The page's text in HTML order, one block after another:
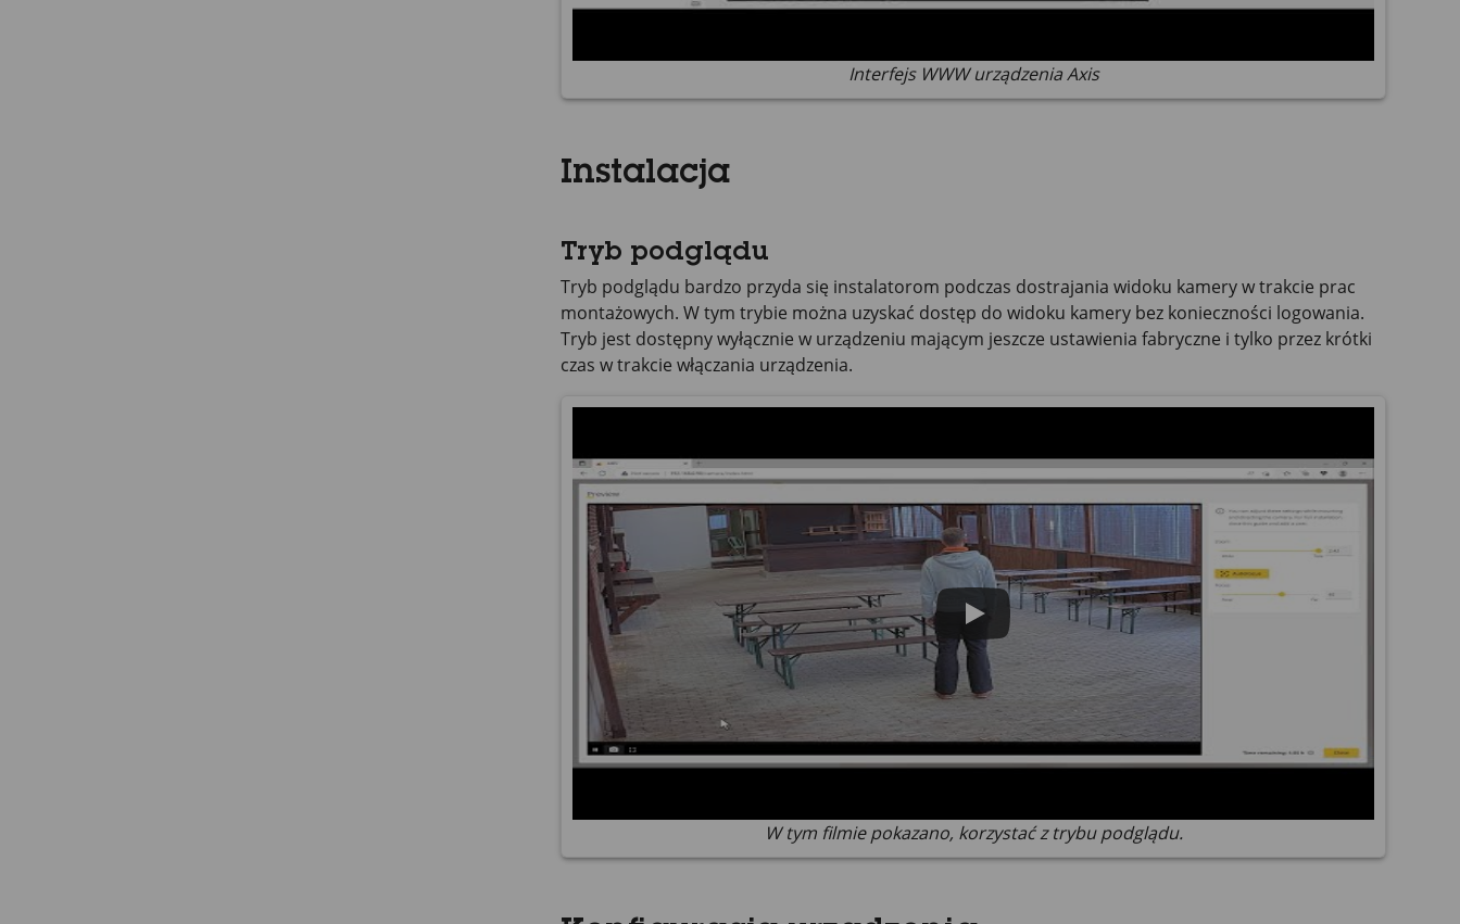
Interfejs WWW urządzenia Axis
Instalacja
Tryb podglądu
Tryb podglądu bardzo przyda się instalatorom podczas dostrajania widoku kamery w trakcie prac
montażowych. W tym trybie można uzyskać dostęp do widoku kamery bez konieczności logowania.
Tryb jest dostępny wyłącznie w urządzeniu mającym jeszcze ustawienia fabryczne i tylko przez krótki
czas w trakcie włączania urządzenia.
W tym filmie pokazano, korzystać z trybu podglądu.